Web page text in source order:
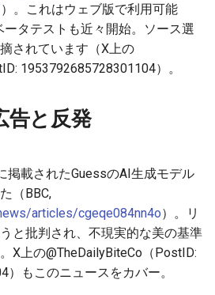
2026-03-20
2026-03-19
2026-03-17
2026-03-16
2026-03-15
2026-03-14
2025-09-04
2025-09-03
2025-09-01
2025-08-31
2025-08-30
2025-08-29
2026-03-17
2026-03-16
2026-03-14
2026-03-13
2026-03-12
2026-03-11
2026-03-16
2026-03-15
2026-03-13
2026-03-12
2026-03-11
2026-03-10
）。これはウェブ版で利用可能
タテストも近々開始。ソース選
されています（X上の
1953792685728301104）。
告と反発
掲載されたGuessのAI生成モデル
（BBC,
articles/cgeqe084nn4o）。リ
と批判され、不現実的な美の基準
X上の@TheDailyBiteCo（PostID:
もこのニュースをカバー。